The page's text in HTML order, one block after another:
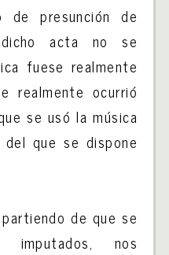
de presunción de
acta no se
fuese realmente
realmente ocurrió
se usó la música
que se dispone
de que se
nos